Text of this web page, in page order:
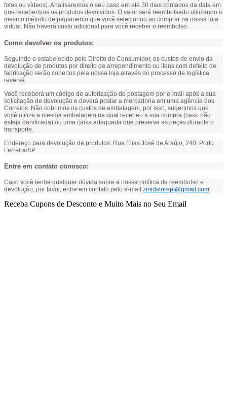
fotos ou vídeos). Analisaremos o seu caso em até 30 dias contados da data em
que recebermos os produtos devolvidos. O valor será reembolsado utilizando o
mesmo método de pagamento que você selecionou ao comprar na nossa loja
virtual. Não haverá custo adicional para você receber o reembolso.
Como devolver os produtos:
Seguindo o estabelecido pelo Direito do Consumidor, os custos de envio da
devolução de produtos por direito de arrependimento ou itens com defeito de
fabricação serão cobertos pela nossa loja através do processo de logística
reversa.
Você receberá um código de autorização de postagem por e-mail após a sua
solicitação de devolução e deverá postar a mercadoria em uma agência dos
Correios. Não cobrimos os custos de embalagem, por isso, sugerimos que
você utilize a mesma embalagem na qual recebeu a sua compra (caso não
esteja danificada) ou uma caixa adequada que preserve as peças durante o
transporte.
Endereço para devolução de produtos: Rua Elias José de Araújo, 240, Porto
Ferreira/SP
Entre em contato conosco:
Caso você tenha qualquer dúvida sobre a nossa política de reembolso e
devolução, por favor, entre em contato pelo e-mail zinidstorepf@gmail.com.
Receba Cupons de Desconto e Muito Mais no Seu Email